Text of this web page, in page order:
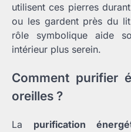
utilisent ces pierres
ou les gardent près du
rôle symbolique aide
intérieur plus serein.
Comment purifier
oreilles ?
La purification